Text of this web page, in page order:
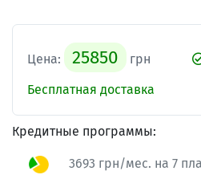
Цена: 25850 грн
Бесплатная доставка
Кредитные программы:
3693 грн/мес. на 7